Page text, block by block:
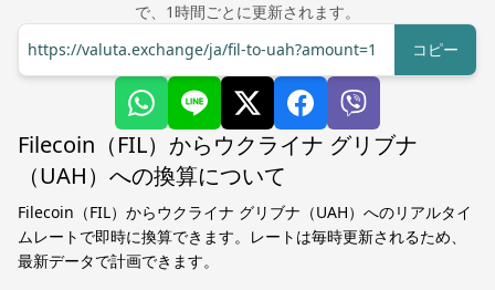
で、1時間ごとに更新されます。
https://valuta.exchange/ja/fil-to-uah?amount=1
コピー
Filecoin（FIL）からウクライナ グリブナ
（UAH）への換算について
Filecoin（FIL）からウクライナ グリブナ（UAH）へのリアルタイ
ムレートで即時に換算できます。レートは毎時更新されるため、
最新データで計画できます。